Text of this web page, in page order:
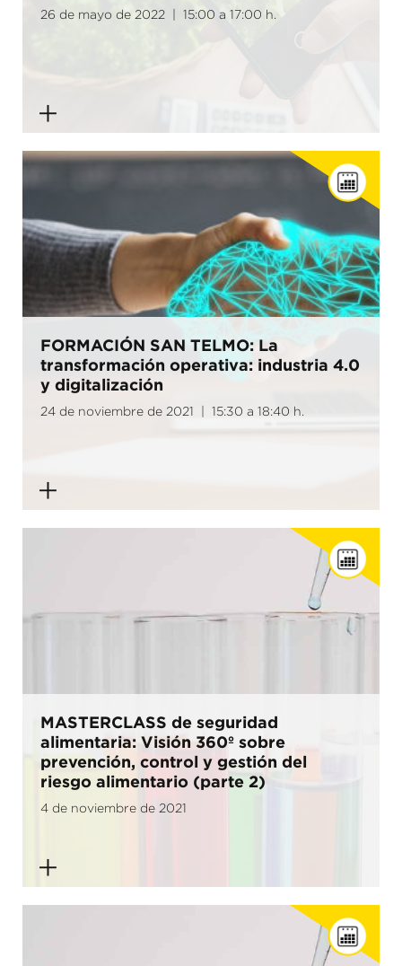
26 de mayo de 2022 | 15:00 a 17:00 h.
FORMACIÓN SAN TELMO: La
transformación operativa: industria 4.0
y digitalización
24 de noviembre de 2021 | 15:30 a 18:40 h.
MASTERCLASS de seguridad
alimentaria: Visión 360º sobre
prevención, control y gestión del
riesgo alimentario (parte 2)
4 de noviembre de 2021